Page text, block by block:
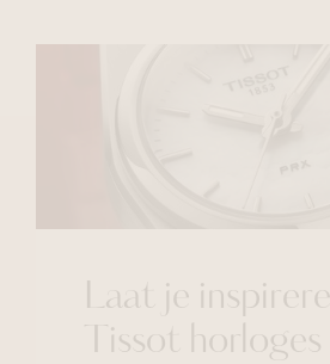
Laat je
Tissot horloges